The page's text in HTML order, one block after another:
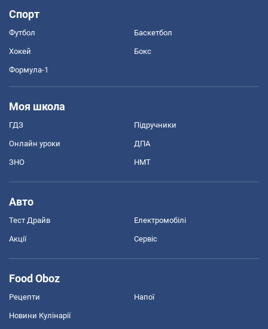
Спорт
Футбол Баскетбол
Хокей Бокс
Формула-1
Моя школа
ГДЗ Підручники
Онлайн уроки ДПА
ЗНО НМТ
Авто
Тест Драйв Електромобілі
Акції Сервіс
Food Oboz
Рецепти Напої
Новини Кулінарії